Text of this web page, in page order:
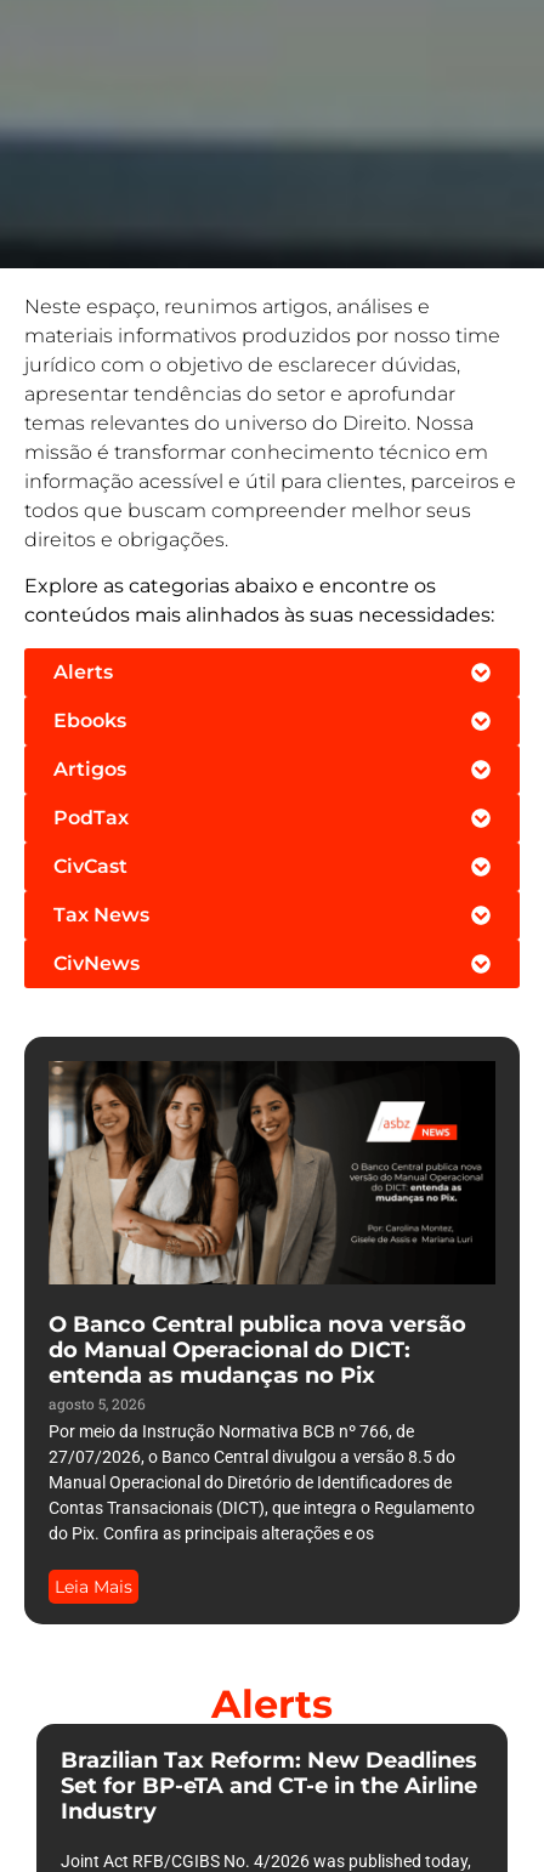
Neste espaço, reunimos artigos, análises e
materiais informativos produzidos por nosso time
jurídico com o objetivo de esclarecer dúvidas,
apresentar tendências do setor e aprofundar
temas relevantes do universo do Direito. Nossa
missão é transformar conhecimento técnico em
informação acessível e útil para clientes, parceiros e
todos que buscam compreender melhor seus
direitos e obrigações.
Explore as categorias abaixo e encontre os
conteúdos mais alinhados às suas necessidades:
Alerts
Ebooks
Artigos
PodTax
CivCast
Tax News
CivNews
O Banco Central publica nova versão
do Manual Operacional do DICT:
entenda as mudanças no Pix
agosto 5, 2026
Por meio da Instrução Normativa BCB nº 766, de
27/07/2026, o Banco Central divulgou a versão 8.5 do
Manual Operacional do Diretório de Identificadores de
Contas Transacionais (DICT), que integra o Regulamento
do Pix. Confira as principais alterações e os
Leia Mais
Alerts
Brazilian Tax Reform: New Deadlines
Set for BP-eTA and CT-e in the Airline
Industry
Joint Act RFB/CGIBS No. 4/2026 was published today,